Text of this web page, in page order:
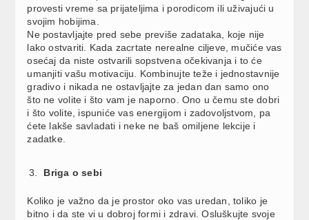
provesti vreme sa prijateljima i porodicom ili uživajući u
svojim hobijima.
Ne postavljajte pred sebe previše zadataka, koje nije
lako ostvariti. Kada zacrtate nerealne ciljeve, mučiće vas
osećaj da niste ostvarili sopstvena očekivanja i to će
umanjiti vašu motivaciju. Kombinujte teže i jednostavnije
gradivo i nikada ne ostavljajte za jedan dan samo ono
što ne volite i što vam je naporno. Ono u čemu ste dobri
i što volite, ispuniće vas energijom i zadovoljstvom, pa
ćete lakše savladati i neke ne baš omiljene lekcije i
zadatke.
Briga o sebi
Koliko je važno da je prostor oko vas uredan, toliko je
bitno i da ste vi u dobroj formi i zdravi. Osluškujte svoje